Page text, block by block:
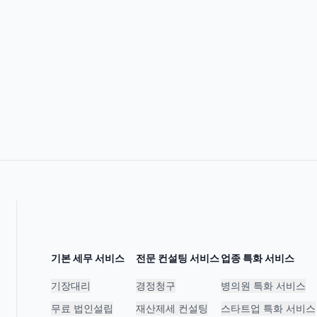
기본 세무 서비스
기장대리
무료 법인설립
전문 컨설팅 서비스
경정청구
재산제세 컨설팅
업종 특화 서비스
병의원 특화 서비스
스타트업 특화 서비스